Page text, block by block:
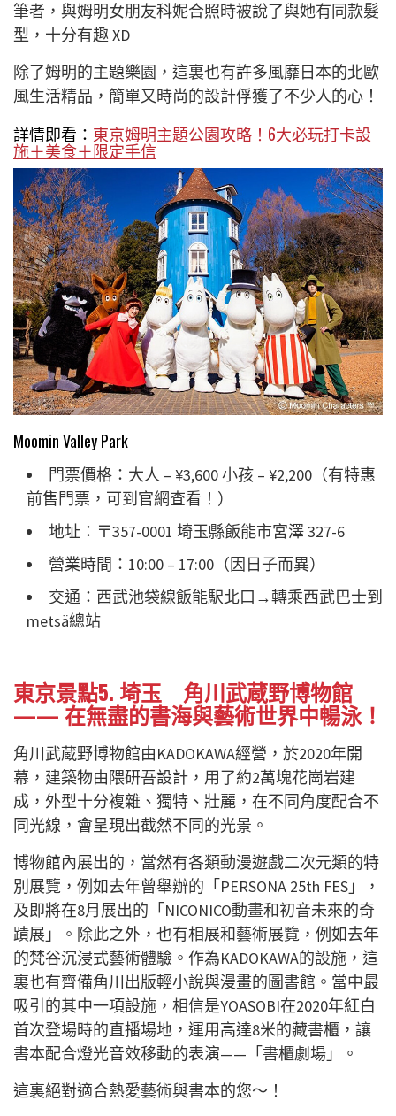
筆者，與姆明女朋友科妮合照時被說了與她有同款髮
型，十分有趣 XD
除了姆明的主題樂園，這裏也有許多風靡日本的北歐
風生活精品，簡單又時尚的設計俘獲了不少人的心！
詳情即看： 東京姆明主題公園攻略！6大必玩打卡設
施＋美食＋限定手信
Moomin Valley Park
門票價格：大人 – ¥3,600 小孩 – ¥2,200（有特惠
前售門票，可到官網查看！）
地址：〒357-0001 埼玉縣飯能市宮澤 327-6
營業時間：10:00 – 17:00（因日子而異）
交通：西武池袋線飯能駅北口→轉乘西武巴士到
metsä總站
東京景點5. 埼玉 角川武蔵野博物館
—— 在無盡的書海與藝術世界中暢泳！
角川武蔵野博物館由KADOKAWA經營，於2020年開
幕，建築物由隈研吾設計，用了約2萬塊花崗岩建
成，外型十分複雜、獨特、壯麗，在不同角度配合不
同光線，會呈現出截然不同的光景。
博物館內展出的，當然有各類動漫遊戲二次元類的特
別展覽，例如去年曾舉辦的「PERSONA 25th FES」，
及即將在8月展出的「NICONICO動畫和初音未來的奇
蹟展」。除此之外，也有相展和藝術展覽，例如去年
的梵谷沉浸式藝術體驗。作為KADOKAWA的設施，這
裏也有齊備角川出版輕小說與漫畫的圖書館。當中最
吸引的其中一項設施，相信是YOASOBI在2020年紅白
首次登場時的直播場地，運用高達8米的藏書櫃，讓
書本配合燈光音效移動的表演——「書櫃劇場」。
這裏絕對適合熱愛藝術與書本的您～！